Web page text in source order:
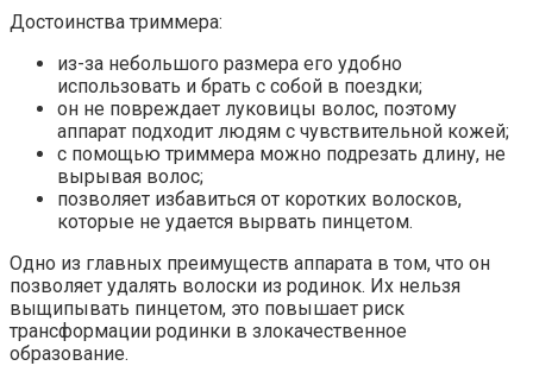
Достоинства триммера:
из-за небольшого размера его удобно
использовать и брать с собой в поездки;
он не повреждает луковицы волос, поэтому
аппарат подходит людям с чувствительной кожей;
с помощью триммера можно подрезать длину, не
вырывая волос;
позволяет избавиться от коротких волосков,
которые не удается вырвать пинцетом.
Одно из главных преимуществ аппарата в том, что он
позволяет удалять волоски из родинок. Их нельзя
выщипывать пинцетом, это повышает риск
трансформации родинки в злокачественное
образование.